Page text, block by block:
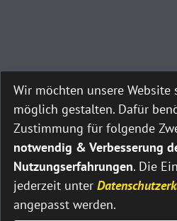
Wir möchten unsere
möglich gestalten. Dafür
Zustimmung für folgende
notwendig & Verbesserung
Nutzungserfahrungen. Die
jederzeit unter
angepasst werden.